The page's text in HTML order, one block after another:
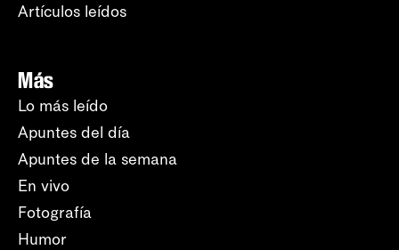
Artículos leídos
Más
Lo más leído
Apuntes del día
Apuntes de la semana
En vivo
Fotografía
Humor